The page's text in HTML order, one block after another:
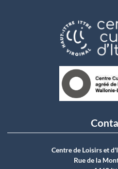
Centre de Loisirs et
Rue de la